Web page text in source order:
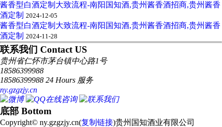
酱香型白酒定制大致流程-南阳国知酒,贵州酱香酒招商,贵州酱香
酒定制 2024-12-05
酱香型白酒定制大致流程-南阳国知酒,贵州酱香酒招商,贵州酱香
酒定制 2024-11-28
联系我们 Contact US
贵州省仁怀市茅台镇中心路1号
18586399988
18586399988 24 Hours 服务
ny.gzgzjy.cn
底部 Bottom
Copyright© ny.gzgzjy.cn(复制链接)贵州国知酒业有限公司